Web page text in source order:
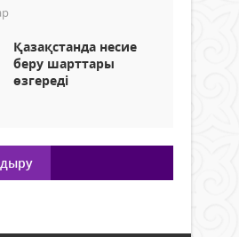
Қазақстанда несие
беру шарттары
өзгереді